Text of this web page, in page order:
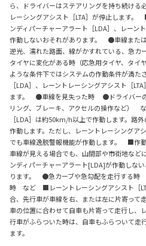
ら、ドライバーはステアリングを持ち続ける
レーシングアシスト［LTA］が停止します
ンディパーチャーアラート［LDA］、レーン
作動しないおそれがあります。 ●車線または
逆光、濡れた路面、線がかすれている、急
タイヤに変化がある時（応急用タイヤ、タ
ような条件下ではシステムの作動条件が満た
［LDA］、レーントレーシングアシスト［
ます。 ●車線を見失った時 ●ドライバーの
リング、ブレーキ、アクセルの操作など）
［LDA］は約50km/h以上で作動します。路
作動します。ただし、レーントレーシングア
でも車線逸脱警報機能が作動します。 ■作
車線が見える場合でも、山間部や市街地など
ンディパーチャーアラート[LDA]が作動しな
ります。 ●急カーブや急勾配を走行する時
時 など ■レーントレーシングアシスト［
合、先行車が車線を右、または左に片寄って
車の位置に合わせて自車も片寄って走行し、
行車がふらついた時は、自車もふらついて走
ます。